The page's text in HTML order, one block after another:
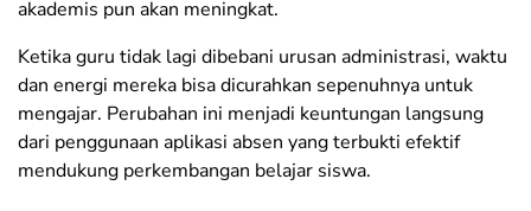
akademis pun akan meningkat.
Ketika guru tidak lagi dibebani urusan administrasi, waktu
dan energi mereka bisa dicurahkan sepenuhnya untuk
mengajar. Perubahan ini menjadi keuntungan langsung
dari penggunaan aplikasi absen yang terbukti efektif
mendukung perkembangan belajar siswa.